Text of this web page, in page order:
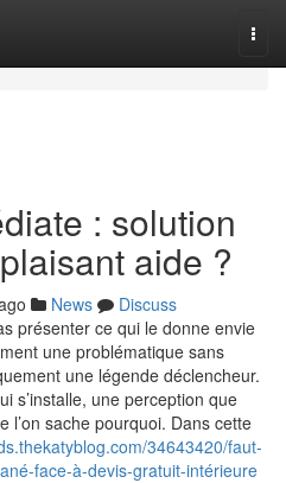
: solution
aide ?
News
Discuss
présenter ce qui le donne envie
une problématique sans
une légende déclencheur.
s’installe, une perception que
l’on sache pourquoi. Dans cette
34643420/faut-
face-à-devis-gratuit-intérieure